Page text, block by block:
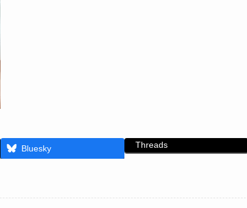
Bluesky Threads